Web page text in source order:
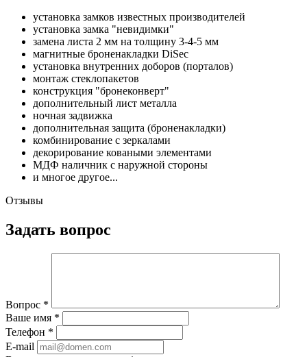
установка замков известных производителей
установка замка "невидимки"
замена листа 2 мм на толщину 3-4-5 мм
магнитные броненакладки DiSec
установка внутренних доборов (порталов)
монтаж стеклопакетов
конструкция "бронеконверт"
дополнительный лист металла
ночная задвижка
дополнительная защита (броненакладки)
комбинирование с зеркалами
декорирование коваными элементами
МДФ наличник с наружной стороны
и многое другое...
Отзывы
Задать вопрос
Вопрос *
Ваше имя *
Телефон *
E-mail